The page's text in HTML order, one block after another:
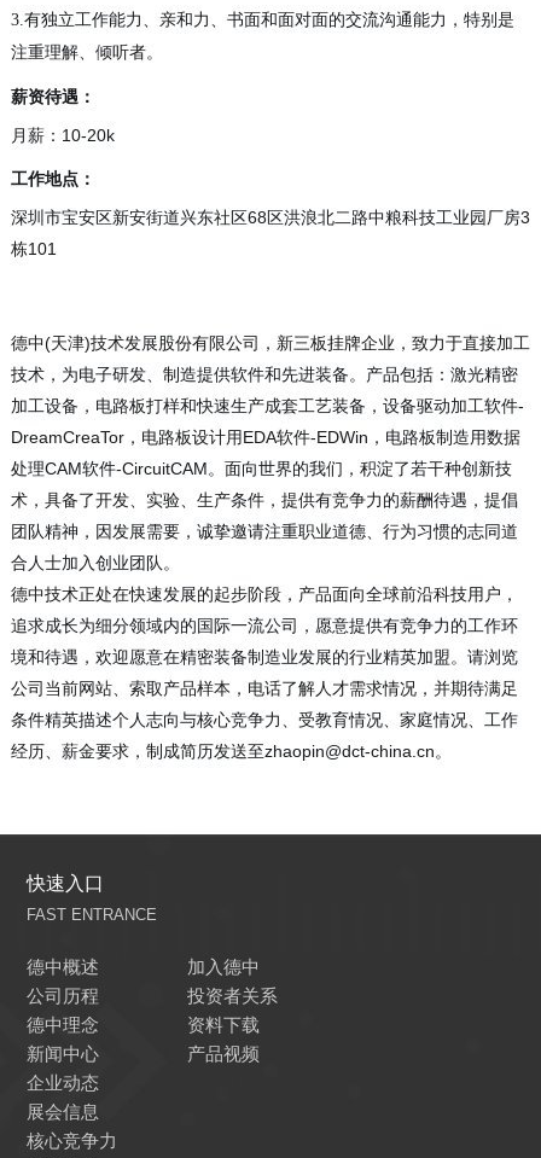
3.有独立工作能力、亲和力、书面和面对面的交流沟通能力，特别是
注重理解、倾听者。
薪资待遇：
月薪：10-20k
工作地点：
深圳市宝安区新安街道兴东社区68区洪浪北二路中粮科技工业园厂房3
栋101
德中(天津)技术发展股份有限公司，新三板挂牌企业，致力于直接加工
技术，为电子研发、制造提供软件和先进装备。产品包括：激光精密
加工设备，电路板打样和快速生产成套工艺装备，设备驱动加工软件-
DreamCreaTor，电路板设计用EDA软件-EDWin，电路板制造用数据
处理CAM软件-CircuitCAM。面向世界的我们，积淀了若干种创新技
术，具备了开发、实验、生产条件，提供有竞争力的薪酬待遇，提倡
团队精神，因发展需要，诚挚邀请注重职业道德、行为习惯的志同道
合人士加入创业团队。
德中技术正处在快速发展的起步阶段，产品面向全球前沿科技用户，
追求成长为细分领域内的国际一流公司，愿意提供有竞争力的工作环
境和待遇，欢迎愿意在精密装备制造业发展的行业精英加盟。请浏览
公司当前网站、索取产品样本，电话了解人才需求情况，并期待满足
条件精英描述个人志向与核心竞争力、受教育情况、家庭情况、工作
经历、薪金要求，制成简历发送至zhaopin@dct-china.cn。
快速入口
FAST ENTRANCE
德中概述
公司历程
德中理念
新闻中心
企业动态
展会信息
核心竞争力
加入德中
投资者关系
资料下载
产品视频